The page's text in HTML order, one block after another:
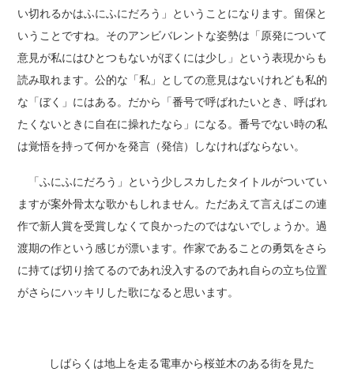
い切れるかはふにふにだろう」ということになります。留保と
いうことですね。そのアンビバレントな姿勢は「原発について
意見が私にはひとつもないがぼくには少し」という表現からも
読み取れます。公的な「私」としての意見はないけれども私的
な「ぼく」にはある。だから「番号で呼ばれたいとき、呼ばれ
たくないときに自在に操れたなら」になる。番号でない時の私
は覚悟を持って何かを発言（発信）しなければならない。
「ふにふにだろう」という少しスカしたタイトルがついてい
ますが案外骨太な歌かもしれません。ただあえて言えばこの連
作で新人賞を受賞しなくて良かったのではないでしょうか。過
渡期の作という感じが漂います。作家であることの勇気をさら
に持てば切り捨てるのであれ没入するのであれ自らの立ち位置
がさらにハッキリした歌になると思います。
しばらくは地上を走る電車から桜並木のある街を見た